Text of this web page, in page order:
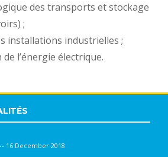
des transports et stockage
;
installations industrielles ;
l’énergie électrique.
-- 16 December 2018